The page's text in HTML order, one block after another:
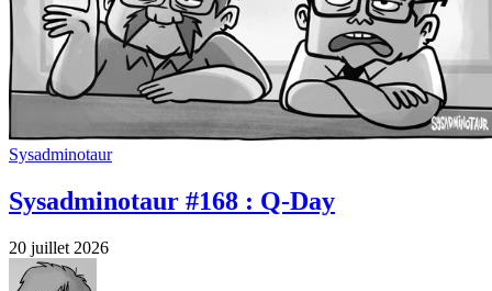
Sysadminotaur
Sysadminotaur #168 : Q-Day
20 juillet 2026